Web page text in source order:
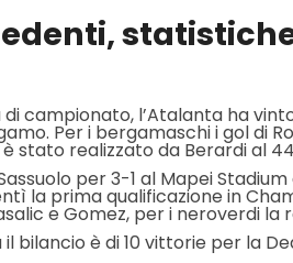
campionato, l’Atalanta ha
Per i bergamaschi i gol di
stato realizzato da Berardi al
per 3-1 al Mapei Stadium
la prima qualificazione in
e Gomez, per i neroverdi la
bilancio è di 10 vittorie per la